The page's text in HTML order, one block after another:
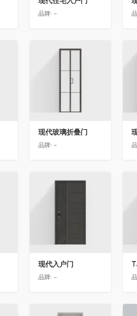
品牌: -
收藏
现代玻璃折叠门
品牌: -
收藏
现代入户门
品牌: -